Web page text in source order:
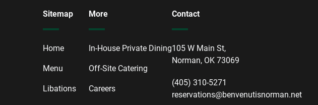
Sitemap
Home
Menu
Libations
More
In-House Private Dining
Off-Site Catering
Careers
Contact
105 W Main St,
Norman, OK 73069
(405) 310-5271
reservations@benvenutisnorman.net